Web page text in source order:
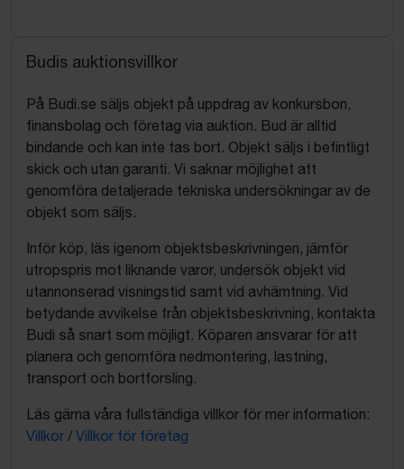
Budis auktionsvillkor
På Budi.se säljs objekt på uppdrag av konkursbon,
finansbolag och företag via auktion. Bud är alltid
bindande och kan inte tas bort. Objekt säljs i befintligt
skick och utan garanti. Vi saknar möjlighet att
genomföra detaljerade tekniska undersökningar av de
objekt som säljs.
Inför köp, läs igenom objektsbeskrivningen, jämför
utropspris mot liknande varor, undersök objekt vid
utannonserad visningstid samt vid avhämtning. Vid
betydande avvikelse från objektsbeskrivning, kontakta
Budi så snart som möjligt. Köparen ansvarar för att
planera och genomföra nedmontering, lastning,
transport och bortforsling.
Läs gärna våra fullständiga villkor för mer information:
Villkor / Villkor för företag